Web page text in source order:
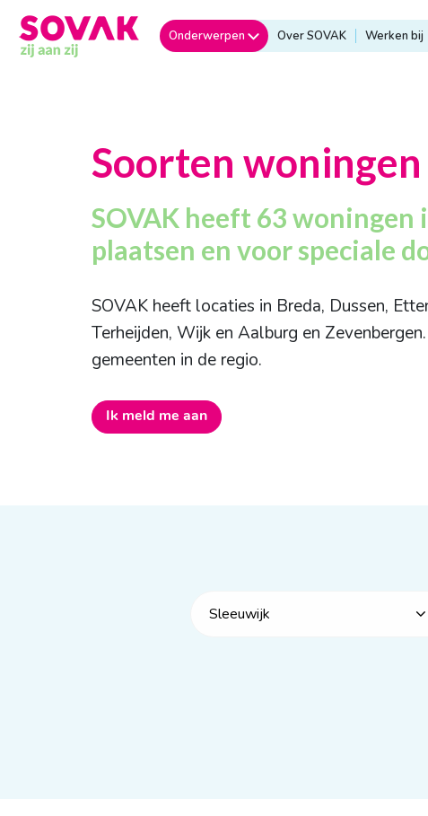
Onderwerpen Over SOVAK Werken bij
Soorten woningen
SOVAK heeft 63 woningen
plaatsen en voor speciale
SOVAK heeft locaties in Breda, Dussen,
Terheijden, Wijk en Aalburg en
gemeenten in de regio.
Ik meld me aan
Sleeuwijk